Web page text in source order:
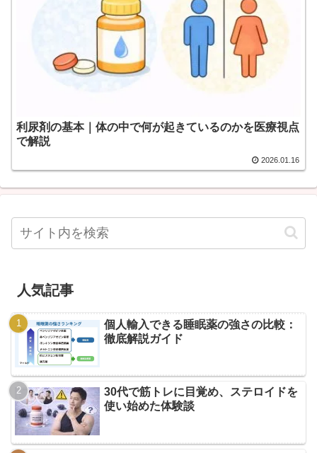
利尿剤の基本｜体の中で何が起きているのかを医療視点
で解説
2026.01.16
人気記事
個人輸入できる睡眠薬の強さの比較：
徹底解説ガイド
30代で筋トレに目覚め、ステロイドを
使い始めた体験談